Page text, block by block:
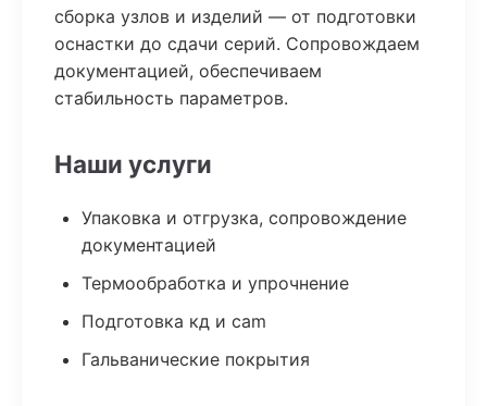
сборка узлов и изделий — от подготовки
оснастки до сдачи серий. Сопровождаем
документацией, обеспечиваем
стабильность параметров.
Наши услуги
Упаковка и отгрузка, сопровождение
документацией
Термообработка и упрочнение
Подготовка кд и cam
Гальванические покрытия